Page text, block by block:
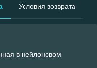
Условия возврата
в нейлоновом